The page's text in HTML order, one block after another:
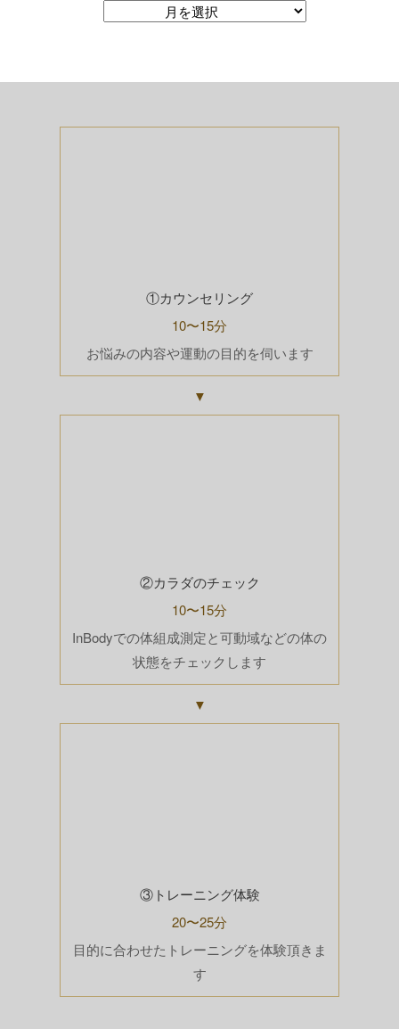
①カウンセリング
10〜15分
お悩みの内容や運動の目的を伺います
▼
②カラダのチェック
10〜15分
InBodyでの体組成測定と可動域などの体の
状態をチェックします
▼
③トレーニング体験
20〜25分
目的に合わせたトレーニングを体験頂きま
す